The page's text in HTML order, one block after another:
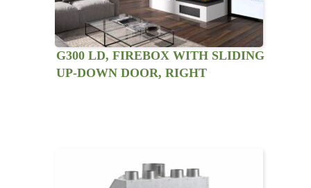
G300 LD, FIREBOX WITH SLIDING
UP-DOWN DOOR, RIGHT